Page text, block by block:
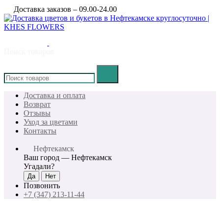
Доставка заказов – 09.00-24.00
Доставка и оплата
Возврат
Отзывы
Уход за цветами
Контакты
Нефтекамск
Ваш город — Нефтекамск
Угадали?
Позвонить
+7 (347) 213-11-44